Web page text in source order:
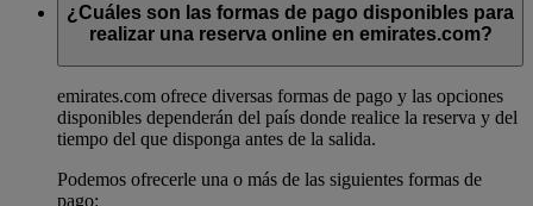
¿Cuáles son las formas de pago disponibles para
realizar una reserva online en emirates.com?
emirates.com ofrece diversas formas de pago y las opciones
disponibles dependerán del país donde realice la reserva y del
tiempo del que disponga antes de la salida.
Podemos ofrecerle una o más de las siguientes formas de
pago: